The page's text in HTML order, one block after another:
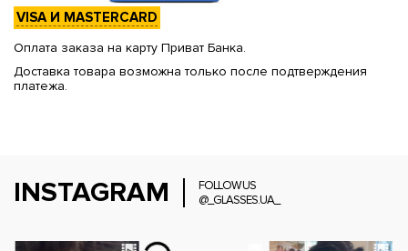
VISA И MASTERCARD
Оплата заказа на карту Приват Банка.
Доставка товара возможна только после подтверждения
платежа.
INSTAGRAM
FOLLOW US
@_GLASSES.UA_